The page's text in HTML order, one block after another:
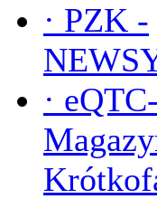
· PZK -
· eQTC-